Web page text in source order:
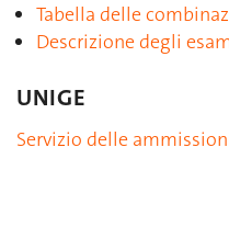
Tabella delle
Descrizione degli
UNIGE
Servizio delle